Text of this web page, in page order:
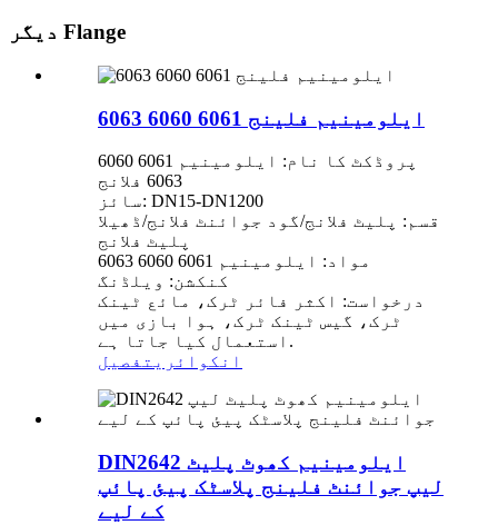
دیگر Flange
ایلومینیم فلینج 6061 6060 6063
پروڈکٹ کا نام: ایلومینیم 6061 6060
6063 فلانج
سائز: DN15-DN1200
قسم: پلیٹ فلانج/گود جوائنٹ فلانج/ڈھیلا
پلیٹ فلانج
مواد: ایلومینیم 6061 6060 6063
کنکشن: ویلڈنگ
درخواست: اکثر فائر ٹرک، مائع ٹینک
ٹرک، گیس ٹینک ٹرک، ہوا بازی میں
استعمال کیا جاتا ہے.
انکوائری تفصیل
DIN2642 ایلومینیم کھوٹ پلیٹ
لیپ جوائنٹ فلینج پلاسٹک پیئ پائپ
کے لیے